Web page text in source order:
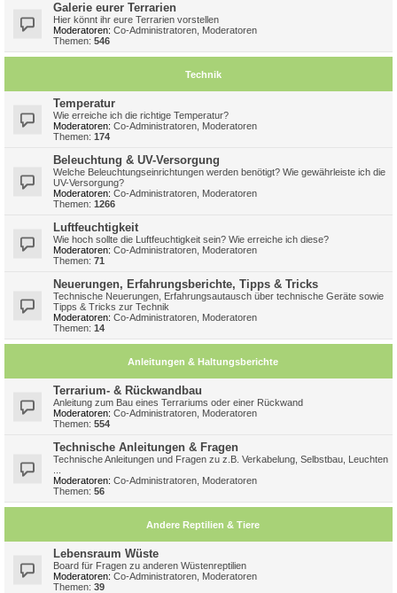
Galerie eurer Terrarien
Hier könnt ihr eure Terrarien vorstellen
Moderatoren: Co-Administratoren Moderatoren
Themen: 546
Technik
Temperatur
Wie erreiche ich die richtige Temperatur?
Moderatoren: Co-Administratoren Moderatoren
Themen: 174
Beleuchtung & UV-Versorgung
Welche Beleuchtungseinrichtungen werden benötigt? Wie gewährleiste ich die
UV-Versorgung?
Moderatoren: Co-Administratoren Moderatoren
Themen: 1266
Luftfeuchtigkeit
Wie hoch sollte die Luftfeuchtigkeit sein? Wie erreiche ich diese?
Moderatoren: Co-Administratoren Moderatoren
Themen: 71
Neuerungen, Erfahrungsberichte, Tipps & Tricks
Technische Neuerungen, Erfahrungsautausch über technische Geräte sowie
Tipps & Tricks zur Technik
Moderatoren: Co-Administratoren Moderatoren
Themen: 14
Anleitungen & Haltungsberichte
Terrarium- & Rückwandbau
Anleitung zum Bau eines Terrariums oder einer Rückwand
Moderatoren: Co-Administratoren Moderatoren
Themen: 554
Technische Anleitungen & Fragen
Technische Anleitungen und Fragen zu z.B. Verkabelung, Selbstbau, Leuchten
Moderatoren: Co-Administratoren Moderatoren
Themen: 56
Andere Reptilien & Tiere
Lebensraum Wüste
Board für Fragen zu anderen Wüstenreptilien
Moderatoren: Co-Administratoren Moderatoren
Themen: 39